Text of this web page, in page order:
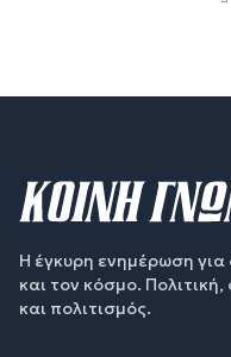
Η έγκυρη ενημέρωση για
και τον κόσμο.
και πολιτισμός.